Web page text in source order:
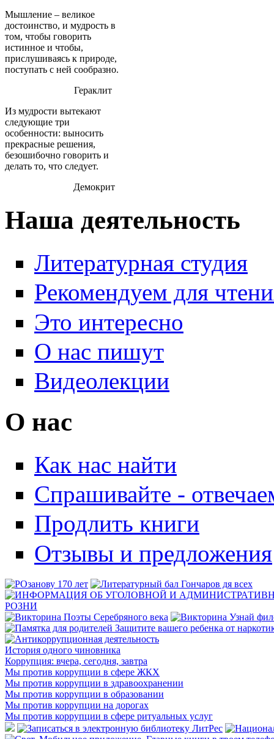
Мышление – великое
достоинство, и мудрость в
том, чтобы говорить
истинное и чтобы,
прислушиваясь к природе,
поступать с ней сообразно.
Гераклит
Из мудрости вытекают
следующие три
особенности: выносить
прекрасные решения,
безошибочно говорить и
делать то, что следует.
Демокрит
Наша деятельность
Литературная студия
Рекомендуем для
Это интересно
О нас пишут
Видеолекции
О нас
Как нас найти
Спрашивайте -
Продлить книги
Отзывы и предложения
История одного чиновника
Коррупция: вчера, сегодня, завтра
Мы против коррупции в сфере ЖКХ
Мы против коррупции в здравоохранении
Мы против коррупции в образовании
Мы против коррупции на дорогах
Мы против коррупции в сфере ритуальных услуг